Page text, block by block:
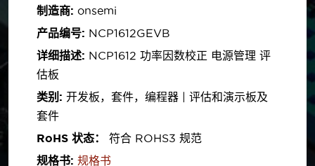
制造商: onsemi
产品编号: NCP1612GEVB
详细描述: NCP1612 功率因数校正 电源管理 评
估板
类别: 开发板，套件，编程器 | 评估和演示板及
套件
RoHS 状态：
符合 ROHS3 规范
规格书: 规格书